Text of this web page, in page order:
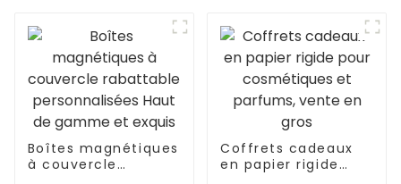
Boîtes magnétiques
à couvercle
Coffrets cadeaux
en papier rigide